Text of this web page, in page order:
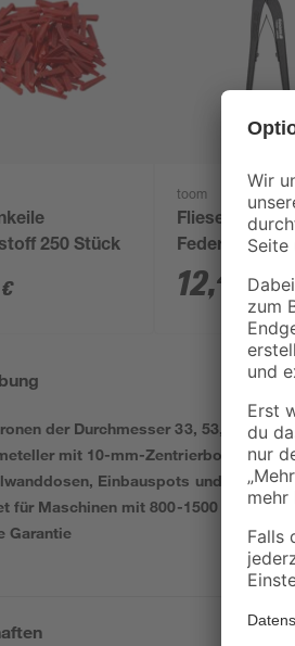
250 Stück
€
toom
Feder
12,49 €
der Durchmesser 33, 53, 67, 73
mit 10-mm-Zentrierbohrer,
Einbauspots und
für Maschinen mit 800-1500 U/min
Garantie